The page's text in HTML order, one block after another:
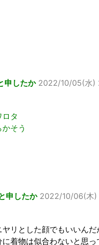
申したか 2022/10/05(水)
タ
そう
申したか 2022/10/06(木)
ヤリとした顔でもいいんだ
着物は似合わないと思っ